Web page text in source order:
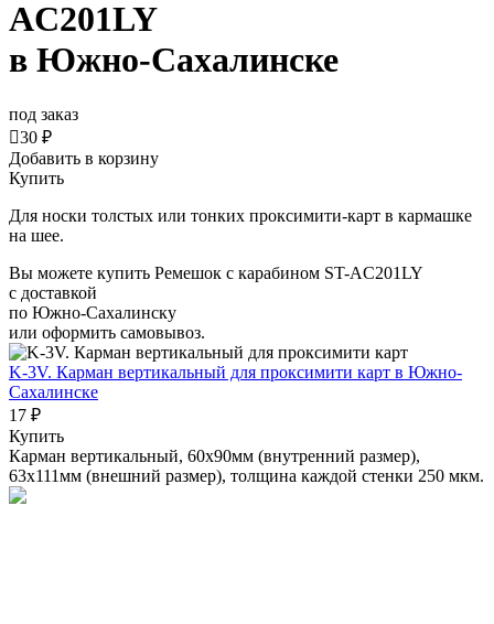
AC201LY
в Южно-Сахалинске
под заказ
30 ₽
Добавить в корзину
Купить
Для носки толстых или тонких проксимити-карт в кармашке
на шее.
Вы можете купить Ремешок с карабином ST-AC201LY
с доставкой
по Южно-Сахалинску
или оформить самовывоз.
K-3V. Карман вертикальный для проксимити карт в Южно-
Сахалинске
17 ₽
Купить
Карман вертикальный, 60x90мм (внутренний размер),
63х111мм (внешний размер), толщина каждой стенки 250 мкм.